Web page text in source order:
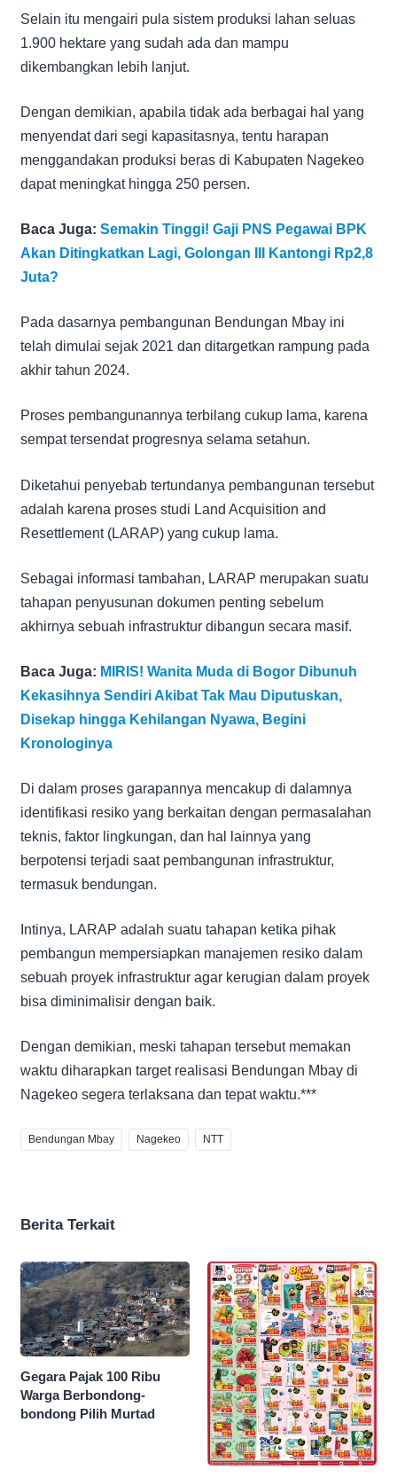
Selain itu mengairi pula sistem produksi lahan seluas
1.900 hektare yang sudah ada dan mampu
dikembangkan lebih lanjut.
Dengan demikian, apabila tidak ada berbagai hal yang
menyendat dari segi kapasitasnya, tentu harapan
menggandakan produksi beras di Kabupaten Nagekeo
dapat meningkat hingga 250 persen.
Baca Juga: Semakin Tinggi! Gaji PNS Pegawai BPK
Akan Ditingkatkan Lagi, Golongan III Kantongi Rp2,8
Juta?
Pada dasarnya pembangunan Bendungan Mbay ini
telah dimulai sejak 2021 dan ditargetkan rampung pada
akhir tahun 2024.
Proses pembangunannya terbilang cukup lama, karena
sempat tersendat progresnya selama setahun.
Diketahui penyebab tertundanya pembangunan tersebut
adalah karena proses studi Land Acquisition and
Resettlement (LARAP) yang cukup lama.
Sebagai informasi tambahan, LARAP merupakan suatu
tahapan penyusunan dokumen penting sebelum
akhirnya sebuah infrastruktur dibangun secara masif.
Baca Juga: MIRIS! Wanita Muda di Bogor Dibunuh
Kekasihnya Sendiri Akibat Tak Mau Diputuskan,
Disekap hingga Kehilangan Nyawa, Begini
Kronologinya
Di dalam proses garapannya mencakup di dalamnya
identifikasi resiko yang berkaitan dengan permasalahan
teknis, faktor lingkungan, dan hal lainnya yang
berpotensi terjadi saat pembangunan infrastruktur,
termasuk bendungan.
Intinya, LARAP adalah suatu tahapan ketika pihak
pembangun mempersiapkan manajemen resiko dalam
sebuah proyek infrastruktur agar kerugian dalam proyek
bisa diminimalisir dengan baik.
Dengan demikian, meski tahapan tersebut memakan
waktu diharapkan target realisasi Bendungan Mbay di
Nagekeo segera terlaksana dan tepat waktu.***
Bendungan Mbay Nagekeo NTT
Berita Terkait
Gegara Pajak 100 Ribu
Warga Berbondong-
bondong Pilih Murtad